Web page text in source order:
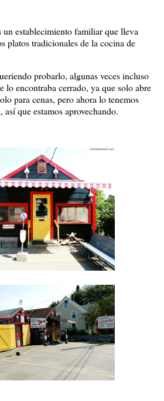
un establecimiento familiar que lleva
platos tradicionales de la cocina de
probarlo, algunas veces incluso
lo encontraba cerrado, ya que solo abre
para cenas, pero ahora lo tenemos
así que estamos aprovechando.